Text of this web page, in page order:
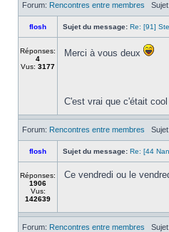
Forum: Rencontres entre membres Sujet:
flosh Sujet du message: Re: [91]
Réponses:
4
Vus: 3177
Merci à vous deux
C'est vrai que c'était
Forum: Rencontres entre membres Sujet:
flosh Sujet du message: Re: [44
Réponses:
1906
Vus:
142639
Ce vendredi ou le
Forum: Rencontres entre membres Sujet: